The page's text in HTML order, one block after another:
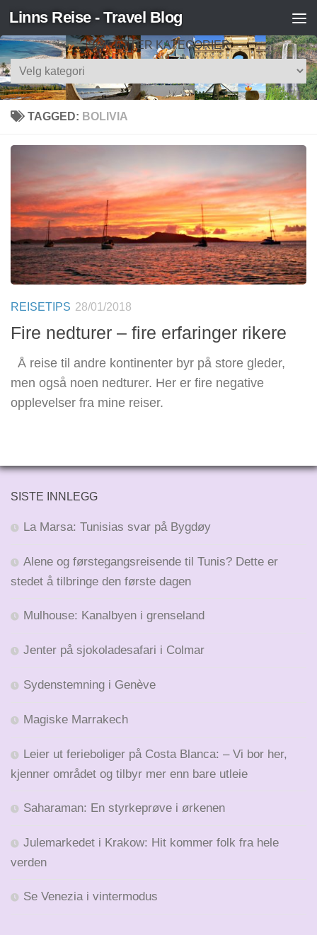
Skip to content
Linns Reise - Travel Blog
SØK ETTER KATEGORIER
Søk
etter
TAGGED: BOLIVIA
REISETIPS 28/01/2018
Fire nedturer – fire erfaringer rikere
Å reise til andre kontinenter byr på store gleder,
men også noen nedturer. Her er fire negative
opplevelser fra mine reiser.
SISTE INNLEGG
La Marsa: Tunisias svar på Bygdøy
Alene og førstegangsreisende til Tunis? Dette er
stedet å tilbringe den første dagen
Mulhouse: Kanalbyen i grenseland
Jenter på sjokoladesafari i Colmar
Sydenstemning i Genève
Magiske Marrakech
Leier ut ferieboliger på Costa Blanca: – Vi bor her,
kjenner området og tilbyr mer enn bare utleie
Saharaman: En styrkeprøve i ørkenen
Julemarkedet i Krakow: Hit kommer folk fra hele
verden
Se Venezia i vintermodus